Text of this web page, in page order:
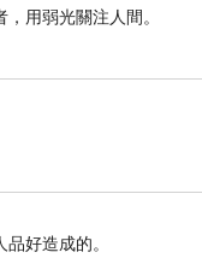
用弱光關注人間。
好造成的。